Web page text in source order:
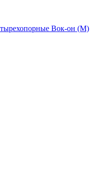
Вок-он (M)